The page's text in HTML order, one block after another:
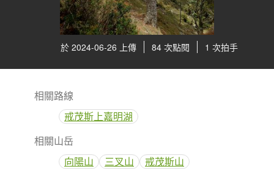
於 2024-06-26 上傳 84 次點閱 1 次拍手
相關路線
戒茂斯上嘉明湖
相關山岳
向陽山
三叉山 戒茂斯山